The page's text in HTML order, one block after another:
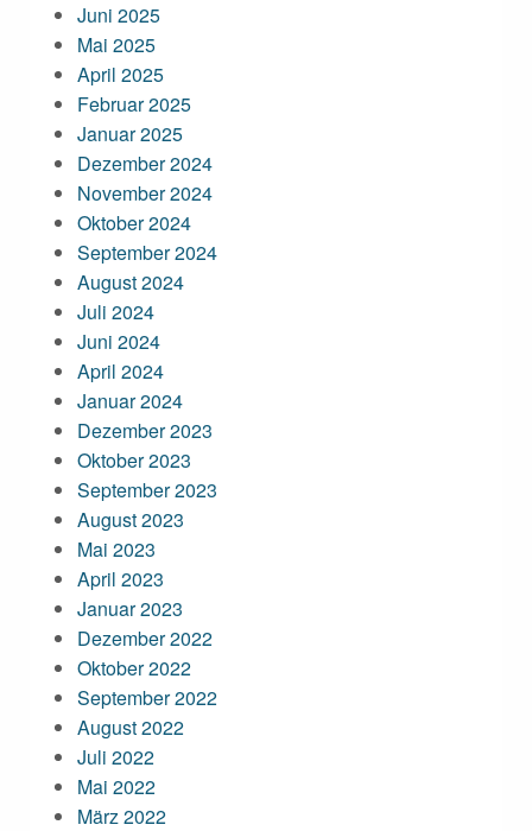
Juni 2025
Mai 2025
April 2025
Februar 2025
Januar 2025
Dezember 2024
November 2024
Oktober 2024
September 2024
August 2024
Juli 2024
Juni 2024
April 2024
Januar 2024
Dezember 2023
Oktober 2023
September 2023
August 2023
Mai 2023
April 2023
Januar 2023
Dezember 2022
Oktober 2022
September 2022
August 2022
Juli 2022
Mai 2022
März 2022